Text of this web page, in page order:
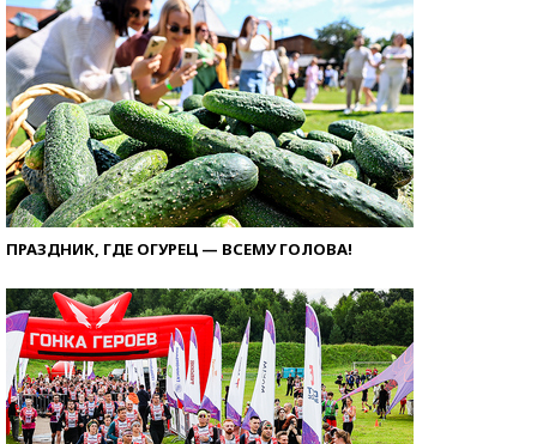
ПРАЗДНИК, ГДЕ ОГУРЕЦ — ВСЕМУ ГОЛОВА!